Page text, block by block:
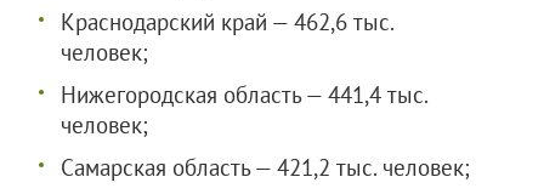
Краснодарский край — 462,6 тыс.
человек;
Нижегородская область — 441,4 тыс.
человек;
Самарская область — 421,2 тыс. человек;